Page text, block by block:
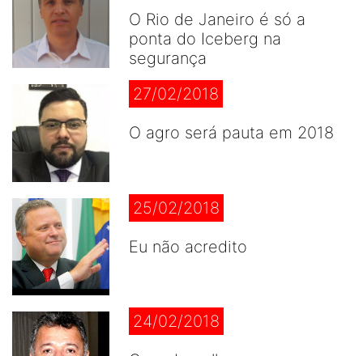
O Rio de Janeiro é só a
ponta do Iceberg na
segurança
27/02/2018
O agro será pauta em 2018
25/02/2018
Eu não acredito
24/02/2018